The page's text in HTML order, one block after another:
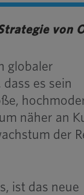
von
globaler
es sein
näher an
der
ist das neue